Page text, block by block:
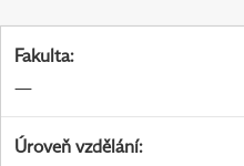
Fakulta:
—
Úroveň vzdělání: